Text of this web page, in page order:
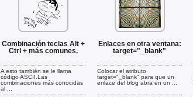
Combinación teclas Alt +
Ctrl + más comunes.
A esto también se le llama
código ASCII.Las
combinaciones más conocidas
al ...
Enlaces en otra ventana:
target="_blank"
Colocar el atributo
target="_blank" para que un
enlace del blog abra en un ...